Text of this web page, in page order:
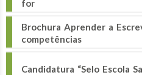
for
Brochura Aprender a
competências
Candidatura “Selo Escola